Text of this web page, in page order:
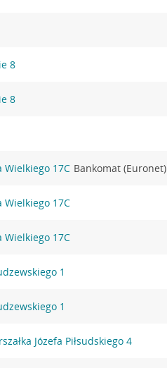
8
8
Wielkiego 17C Bankomat (Euronet)
Wielkiego 17C
Wielkiego 17C
1
1
Józefa Piłsudskiego 4